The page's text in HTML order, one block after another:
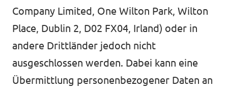
Company Limited, One Wilton Park, Wilton
Place, Dublin 2, D02 FX04, Irland) oder in
andere Drittländer jedoch nicht
ausgeschlossen werden. Dabei kann eine
Übermittlung personenbezogener Daten an